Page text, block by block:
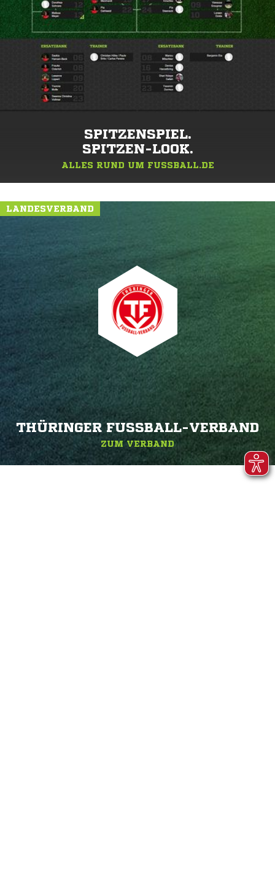
SPITZENSPIEL.
SPITZEN-LOOK.
ALLES RUND UM FUSSBALL.DE
LANDESVERBAND
THÜRINGER FUSSBALL-VERBAND
ZUM VERBAND